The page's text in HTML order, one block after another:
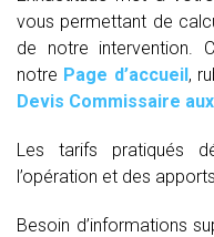
vous permettant de
de notre intervention.
notre Page d’accueil,
Devis Commissaire
Les tarifs pratiqués
l’opération et des
Besoin d’informations